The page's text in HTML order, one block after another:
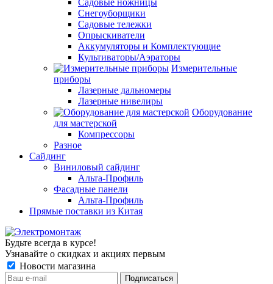
Садовые ножницы
Снегоуборщики
Садовые тележки
Опрыскиватели
Аккумуляторы и Комплектующие
Культиваторы/Аэраторы
Измерительные
приборы
Лазерные дальномеры
Лазерные нивелиры
Оборудование
для мастерской
Компрессоры
Разное
Сайдинг
Виниловый сайдинг
Альта-Профиль
Фасадные панели
Альта-Профиль
Прямые поставки из Китая
Будьте всегда в курсе!
Узнавайте о скидках и акциях первым
Новости магазина